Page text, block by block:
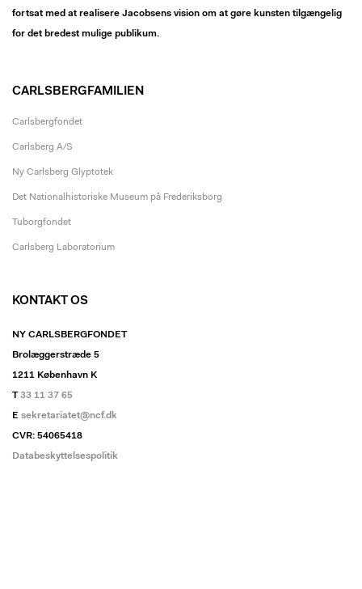
fortsat med at realisere Jacobsens vision om at gøre kunsten tilgængelig
for det bredest mulige publikum.
CARLSBERGFAMILIEN
Carlsbergfondet
Carlsberg A/S
Ny Carlsberg Glyptotek
Det Nationalhistoriske Museum på Frederiksborg
Tuborgfondet
Carlsberg Laboratorium
KONTAKT OS
NY CARLSBERGFONDET
Brolæggerstræde 5
1211 København K
T 33 11 37 65
E sekretariatet@ncf.dk
CVR: 54065418
Databeskyttelsespolitik